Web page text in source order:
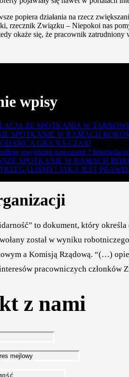
popiera działania na rzecz
rzecznik Związku – Niepokoi nas
okaże się, że pracownik
wpisy
ZE SPOTKANIA W
SPOTKANIE W RAMACH
GRA NA CZAS!
rosyjskimi nawozami ?
SPOTKANIE W RAMACH
JAKA JEST
to dokument, który
został w wyniku
a Komisją Rządową. “(…)
pracowniczych członków
z nami